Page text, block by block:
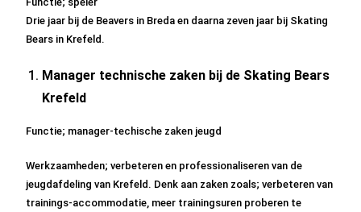
Drie jaar bij de Beavers in Breda en daarna zeven jaar bij Skating
Bears in Krefeld.
Manager technische zaken bij de Skating Bears
Krefeld
Functie; manager-techische zaken jeugd
Werkzaamheden; verbeteren en professionaliseren van de
jeugdafdeling van Krefeld. Denk aan zaken zoals; verbeteren van
trainings-accommodatie, meer trainingsuren proberen te